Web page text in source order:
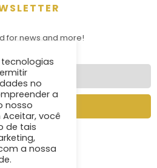
for news and more!
Send
no
a
nosso
você
de tais
a nossa